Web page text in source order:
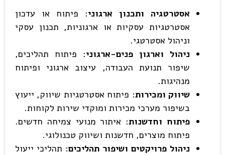
אסטרטגיה ותכנון ארגוני: פיתוח או עדכון
אסטרטגיות עסקיות או ארגוניות, תכנון עסקי
וניהול אסטרטגי.
ניהול וארגון פנים-ארגוני: פיתוח תהליכים,
שיפור תנועת העבודה, עיצוב ארגוני ופיתוח
מנהיגות.
שיווק ומכירות: פיתוח אסטרטגיות שיווק, ייעוץ
בשיפור מערכי מכירות ומוקדי שירות לקוחות.
פיתוח וחדשנות: איתור מנועי צמיחה חדשים.
פיתוח מוצרים, חדשנות ושיווק טכנולוגי.
ניהול פרויקטים ושיפור תהליכים: תהליכי ייעול